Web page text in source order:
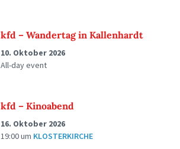
kfd – Wandertag in Kallenhardt
10. Oktober 2026
All-day event
kfd – Kinoabend
16. Oktober 2026
19:00um KLOSTERKIRCHE